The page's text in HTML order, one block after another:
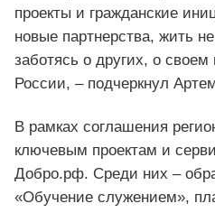
проекты и гражданские
новые партнерства, жить
заботясь о других, о своем
России, – подчеркнул
В рамках соглашения
ключевым проектам и
Добро.рф. Среди них –
«Обучение служением»,